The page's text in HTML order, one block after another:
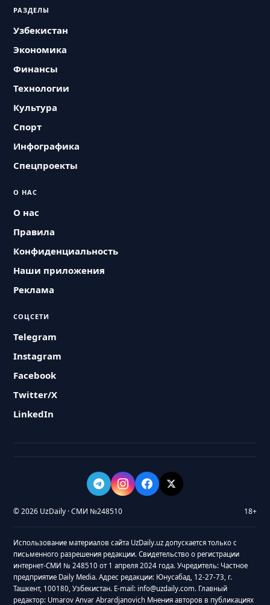
РАЗДЕЛЫ
Узбекистан
Экономика
Финансы
Технологии
Культура
Спорт
Инфографика
Спецпроекты
О НАС
О нас
Правила
Конфиденциальность
Наши приложения
Реклама
СОЦСЕТИ
Telegram
Instagram
Facebook
Twitter/X
LinkedIn
© 2026 UzDaily · СМИ №248510 18+
Использование материалов сайта UzDaily.uz допускается только с
письменного разрешения редакции. Свидетельство о регистрации
интернет-СМИ № 248510 от 1 апреля 2024 года. Учредитель: Частное
предприятие Daily Media. Адрес редакции: Юнусабад, 12-27-73, г.
Ташкент, 100180, Узбекистан. E-mail: info@uzdaily.com. Главный
редактор: Umarov Anvar Abrardjanovich Мнения авторов в публикациях